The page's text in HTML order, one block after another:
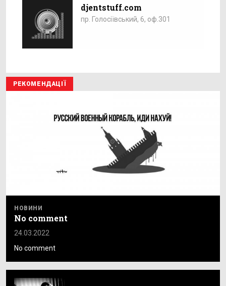
djentstuff.com
пр. Голосіївський, 6, оф.301
РЕКОМЕНДАЦІЇ
НОВИНИ
No comment
24.03.2022
No comment